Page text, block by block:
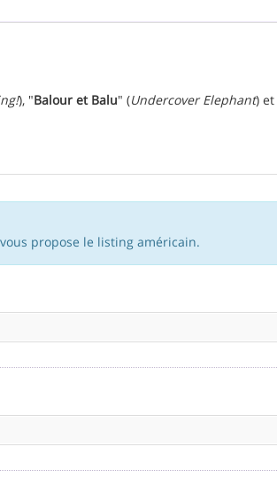
), "Balour et Balu" (Undercover Elephant) et
propose le listing américain.